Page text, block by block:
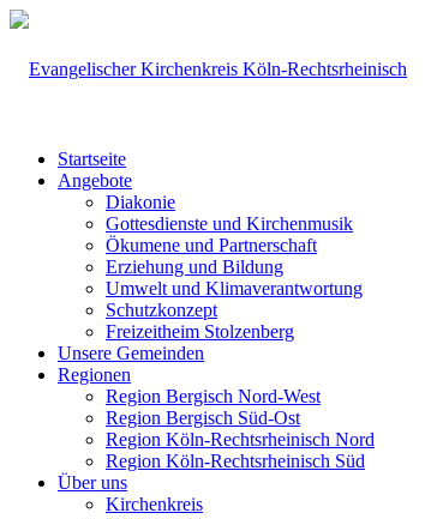
Startseite
Angebote
Diakonie
Gottesdienste und Kirchenmusik
Ökumene und Partnerschaft
Erziehung und Bildung
Umwelt und Klimaverantwortung
Schutzkonzept
Freizeitheim Stolzenberg
Unsere Gemeinden
Regionen
Region Bergisch Nord-West
Region Bergisch Süd-Ost
Region Köln-Rechtsrheinisch Nord
Region Köln-Rechtsrheinisch Süd
Über uns
Kirchenkreis